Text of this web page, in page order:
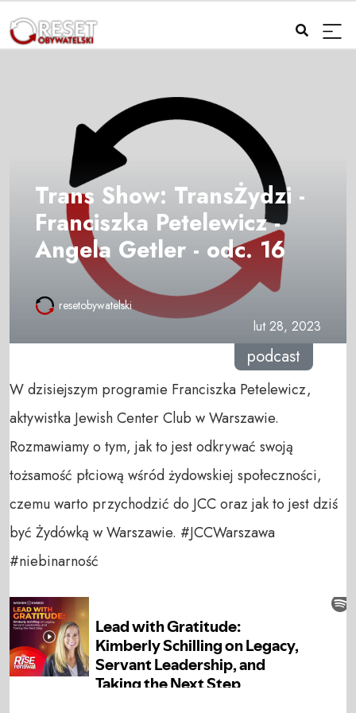
Trans Show: TransŻydzi -
Franciszka Petelewicz -
Angela Getler - odc. 16
resetobywatelski
lut 28, 2023
podcast
W dzisiejszym programie Franciszka Petelewicz,
aktywistka Jewish Center Club w Warszawie.
Rozmawiamy o tym, jak to jest odkrywać swoją
tożsamość płciową wśród żydowskiej społeczności,
czemu warto przychodzić do JCC oraz jak to jest dziś
być Żydówką w Warszawie. #JCCWarszawa
#niebinarność